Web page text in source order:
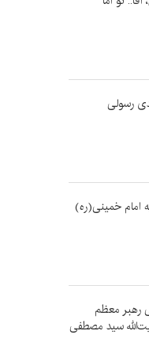
رسولی
امام خمینی(ره)
رهبر معظم
سید مصطفی